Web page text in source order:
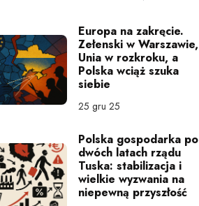
Europa na zakręcie.
Zełenski w Warszawie,
Unia w rozkroku, a
Polska wciąż szuka
siebie
25 gru 25
Polska gospodarka po
dwóch latach rządu
Tuska: stabilizacja i
wielkie wyzwania na
niepewną przyszłość